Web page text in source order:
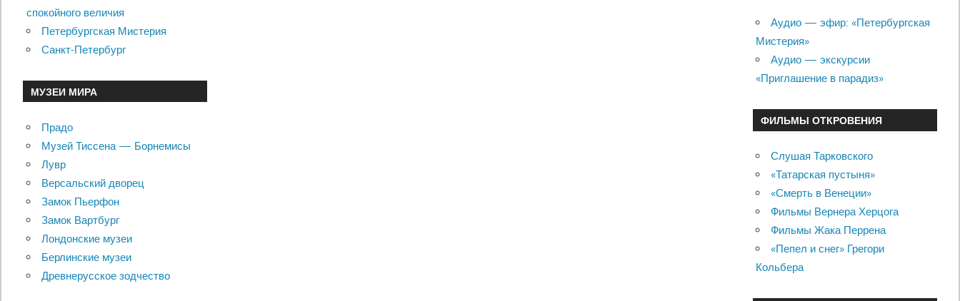
спокойного величия
Петербургская Мистерия
Санкт-Петербург
МУЗЕИ МИРА
Прадо
Музей Тиссена — Борнемисы
Лувр
Версальский дворец
Замок Пьерфон
Замок Вартбург
Лондонские музеи
Берлинские музеи
Древнерусское зодчество
Аудио — эфир: «Петербургская
Мистерия»
Аудио — экскурсии
«Приглашение в парадиз»
ФИЛЬМЫ ОТКРОВЕНИЯ
Слушая Тарковского
«Татарская пустыня»
«Смерть в Венеции»
Фильмы Вернера Херцога
Фильмы Жака Перрена
«Пепел и снег» Грегори
Кольбера